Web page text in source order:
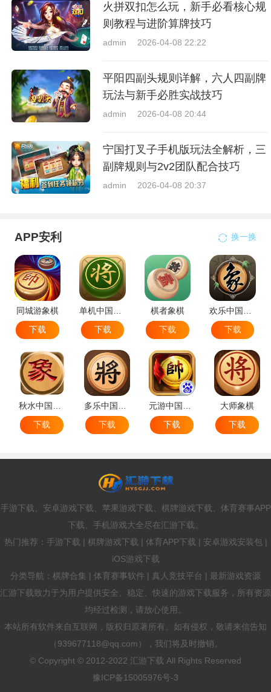
火拼双扣怎么玩，新手必看核心规
则教程与进阶算牌技巧
admin 2026-04-08 22:22
平阳四副头规则详解，六人四副牌
玩法与新手必胜实战技巧
admin 2026-04-08 20:44
宁国打叉子手机版玩法全解析，三
副牌规则与2v2团队配合技巧
admin 2026-04-08 20:37
APP安利 换一换
同城游象棋
下载
单机中国象棋
下载
棋者象棋
下载
欢乐中国象棋
下载
秋水中国象棋
下载
多乐中国象棋
下载
元游中国象棋
下载
大师象棋
下载
手游下载、安卓游戏下载、苹果游戏下载、棋牌游戏下载、体育赛事APP
下载、手机游戏大全尽在汇游下载。
热门推荐：手游下载 | 棋牌游戏下载 | 体育APP下载 | 安卓游戏安装包 |
iOS游戏下载
分类导航：棋牌合集 | 体育赛事软件 | 真人竞技平台 | 最新游戏资源
汇游下载致力于为用户提供安全、稳定、快速的游戏下载服务，所有资源
均经过检测，请放心使用。
本站所有软件来自互联网，版权归原著所有。如有侵权，敬请来信告知
（939677118@qq.com），我们将及时撤销。
© Copyright © 2012-2022 汇游下载 All Rights Reserved
豫ICP备15005976号-3